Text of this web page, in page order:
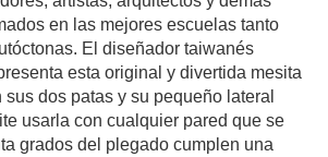
en las mejores escuelas tanto
El diseñador taiwanés
esta original y divertida mesita
dos patas y su pequeño lateral
usarla con cualquier pared que se
grados del plegado cumplen una